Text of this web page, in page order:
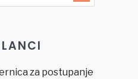
za postupanje